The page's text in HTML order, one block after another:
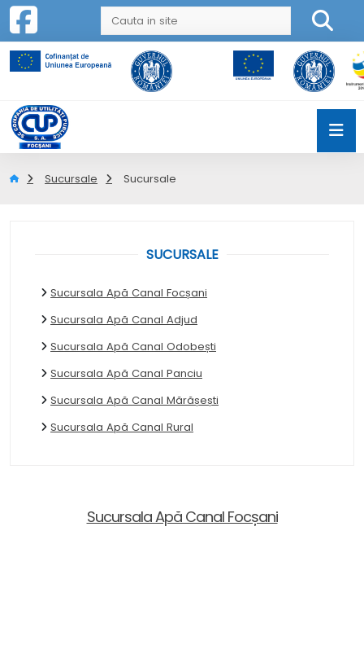
Sucursale Sucursale
SUCURSALE
Sucursala Apă Canal Focșani
Sucursala Apă Canal Adjud
Sucursala Apă Canal Odobești
Sucursala Apă Canal Panciu
Sucursala Apă Canal Mărășești
Sucursala Apă Canal Rural
Sucursala Apă Canal Focșani